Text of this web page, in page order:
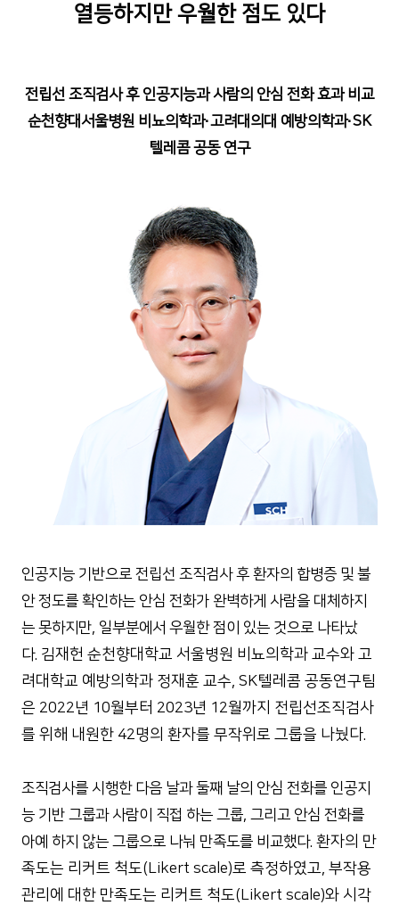
열등하지만 우월한 점도 있다
전립선 조직검사 후 인공지능과 사람의 안심 전화 효과 비교
순천향대서울병원 비뇨의학과·고려대의대 예방의학과·SK
텔레콤 공동 연구
인공지능 기반으로 전립선 조직검사 후 환자의 합병증 및 불
안 정도를 확인하는 안심 전화가 완벽하게 사람을 대체하지
는 못하지만, 일부분에서 우월한 점이 있는 것으로 나타났
다. 김재헌 순천향대학교 서울병원 비뇨의학과 교수와 고
려대학교 예방의학과 정재훈 교수, SK텔레콤 공동연구팀
은 2022년 10월부터 2023년 12월까지 전립선조직검사
를 위해 내원한 42명의 환자를 무작위로 그룹을 나눴다.
조직검사를 시행한 다음 날과 둘째 날의 안심 전화를 인공지
능 기반 그룹과 사람이 직접 하는 그룹, 그리고 안심 전화를
아예 하지 않는 그룹으로 나눠 만족도를 비교했다. 환자의 만
족도는 리커트 척도(Likert scale)로 측정하였고, 부작용
관리에 대한 만족도는 리커트 척도(Likert scale)와 시각